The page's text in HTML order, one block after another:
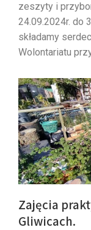
zeszyty i
24.09.2024r. do
składamy
Wolontariatu
Zajęcia
Gliwicach.